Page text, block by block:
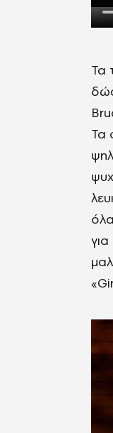
Τα
Τα